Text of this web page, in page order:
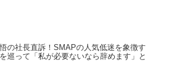
の社長直訴！SMAPの人気低迷を象徴す
巡って「私が必要ないなら辞めます」と